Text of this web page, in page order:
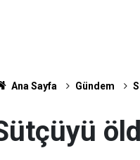
Ana Sayfa Gündem